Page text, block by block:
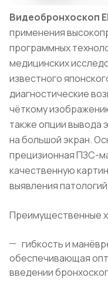
Видеобронхоскоп
применения
программных
медицинских
известного
диагностические
чёткому
также опции вывода
на большой экран.
прецизионная ПЗС-
качественную
выявления
Преимущественные
гибкость и
обеспечивающая
введении